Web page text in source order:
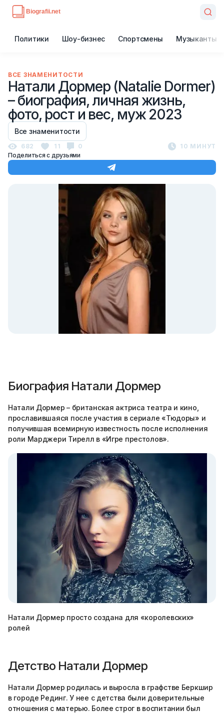
Политики Шоу-бизнес Спортсмены Музыканты
ВСЕ ЗНАМЕНИТОСТИ
Натали Дормер (Natalie Dormer)
– биография, личная жизнь,
фото, рост и вес, муж 2023
Все знаменитости
682 11 0
10 МИНУТ
Поделиться с друзьями
Биография Натали Дормер
Натали Дормер – британская актриса театра и кино,
прославившаяся после участия в сериале «Тюдоры» и
получившая всемирную известность после исполнения
роли Марджери Тирелл в «Игре престолов».
Натали Дормер просто создана для «королевских»
ролей
Детство Натали Дормер
Натали Дормер родилась и выросла в графстве Беркшир
в городе Рединг. У нее с детства были доверительные
отношения с матерью. Более строг в воспитании был